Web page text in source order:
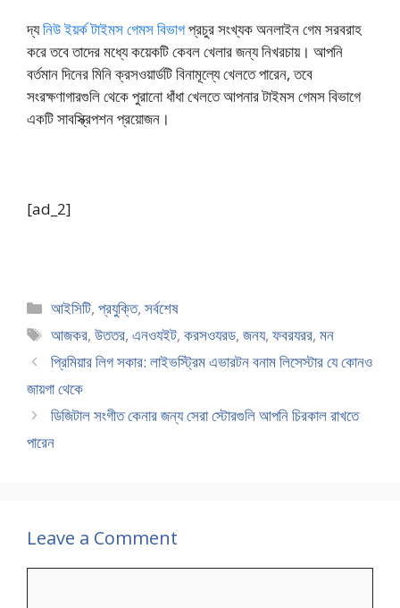
দ্যনিউ ইয়র্ক টাইমস গেমস বিভাগপ্রচুর সংখ্যক অনলাইন গেম সরবরাহ
করে তবে তাদের মধ্যে কয়েকটি কেবল খেলার জন্য নিখরচায়। আপনি
বর্তমান দিনের মিনি ক্রসওয়ার্ডটি বিনামূল্যে খেলতে পারেন, তবে
সংরক্ষণাগারগুলি থেকে পুরানো ধাঁধা খেলতে আপনার টাইমস গেমস বিভাগে
একটি সাবস্ক্রিপশন প্রয়োজন।
[ad_2]
Categories
আইসিটি,প্রযুক্তি,সর্বশেষ
Tags
আজকর,উততর,এনওযইট,করসওযরড,জনয,ফবরযরর,মন
প্রিমিয়ার লিগ সকার: লাইভস্ট্রিম এভারটন বনাম লিসেস্টার যে কোনও
জায়গা থেকে
ডিজিটাল সংগীত কেনার জন্য সেরা স্টোরগুলি আপনি চিরকাল রাখতে
পারেন
Leave a Comment